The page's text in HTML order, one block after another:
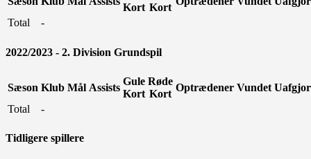
Kort Kort
Total
-
2022/2023 - 2. Division Grundspil
Sæson Klub Mål Assists
Gule
Kort
Røde
Kort
Optrædener Vundet
Total
-
Tidligere spillere